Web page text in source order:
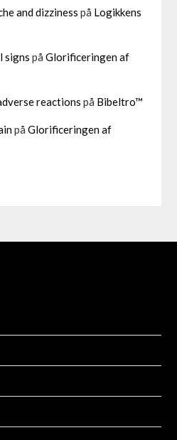
and dizziness på Logikkens
signs påGlorificeringen af
reactions på Bibeltro™
påGlorificeringen af